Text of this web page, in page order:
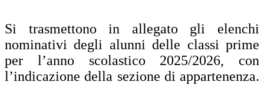
Si trasmettono in allegato gli elenchi
nominativi degli alunni delle classi prime
per l’anno scolastico 2025/2026, con
l’indicazione della sezione di appartenenza.